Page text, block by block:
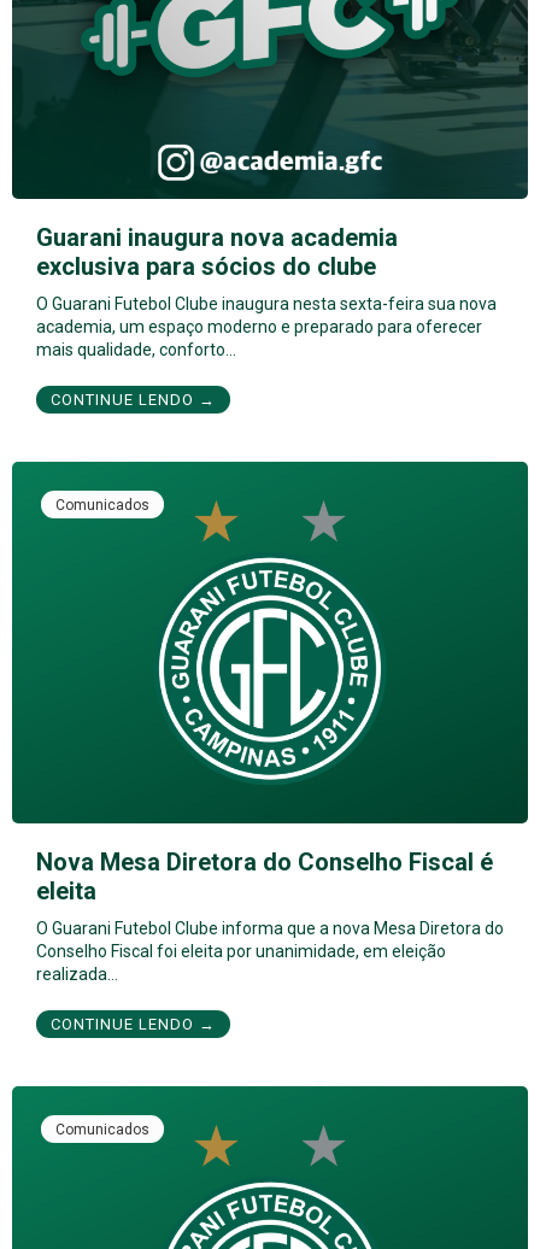
Guarani inaugura nova academia
exclusiva para sócios do clube
O Guarani Futebol Clube inaugura nesta sexta-feira sua nova
academia, um espaço moderno e preparado para oferecer
mais qualidade, conforto…
CONTINUE LENDO →
Comunicados
Nova Mesa Diretora do Conselho Fiscal é
eleita
O Guarani Futebol Clube informa que a nova Mesa Diretora do
Conselho Fiscal foi eleita por unanimidade, em eleição
realizada…
CONTINUE LENDO →
Comunicados